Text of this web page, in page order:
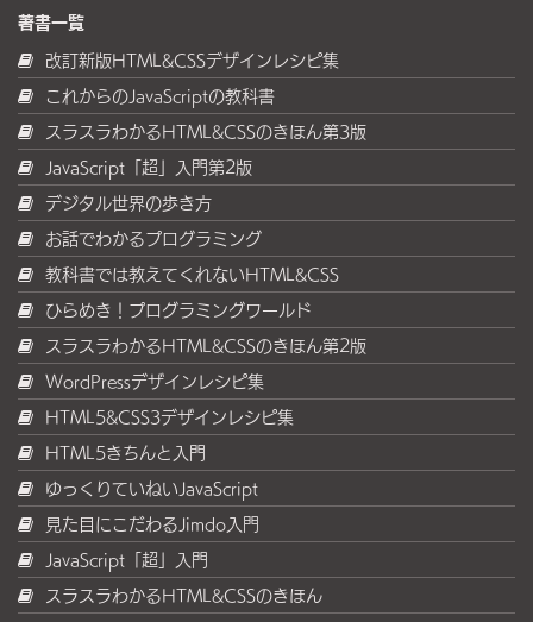
著書一覧
改訂新版HTML&CSSデザインレシピ集
これからのJavaScriptの教科書
スラスラわかるHTML&CSSのきほん第3版
JavaScript「超」入門第2版
デジタル世界の歩き方
お話でわかるプログラミング
教科書では教えてくれないHTML&CSS
ひらめき！プログラミングワールド
スラスラわかるHTML&CSSのきほん第2版
WordPressデザインレシピ集
HTML5&CSS3デザインレシピ集
HTML5きちんと入門
ゆっくりていねいJavaScript
見た目にこだわるJimdo入門
JavaScript「超」入門
スラスラわかるHTML&CSSのきほん